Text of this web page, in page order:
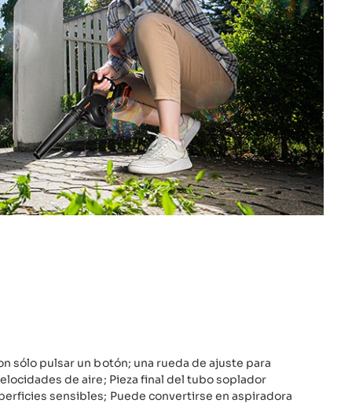
sólo pulsar un botón; una rueda de ajuste para
de aire; Pieza final del tubo soplador
sensibles; Puede convertirse en aspiradora